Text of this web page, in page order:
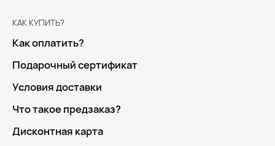
КАК КУПИТЬ?
Как оплатить?
Подарочный сертификат
Условия доставки
Что такое предзаказ?
Дисконтная карта